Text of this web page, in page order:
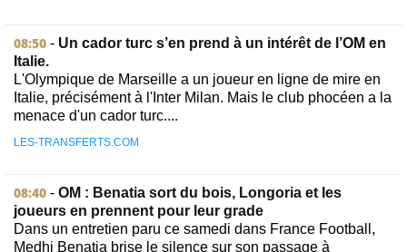
08:50 - Un cador turc s’en prend à un intérêt de l’OM en
Italie.
L'Olympique de Marseille a un joueur en ligne de mire en
Italie, précisément à l'Inter Milan. Mais le club phocéen a la
menace d'un cador turc....
LES-TRANSFERTS.COM
08:40 - OM : Benatia sort du bois, Longoria et les
joueurs en prennent pour leur grade
Dans un entretien paru ce samedi dans France Football,
Medhi Benatia brise le silence sur son passage à